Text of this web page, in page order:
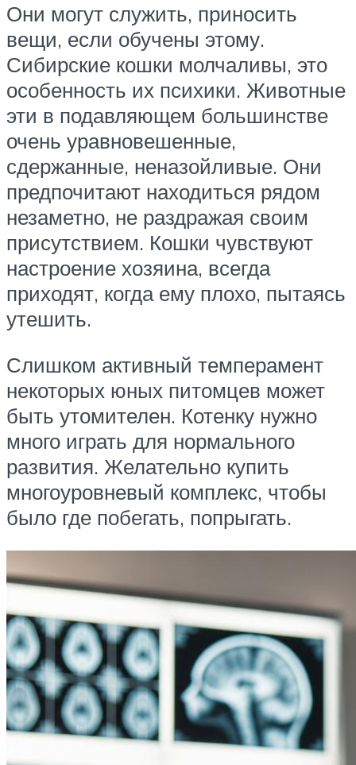
Они могут служить, приносить
вещи, если обучены этому.
Сибирские кошки молчаливы, это
особенность их психики. Животные
эти в подавляющем большинстве
очень уравновешенные,
сдержанные, неназойливые. Они
предпочитают находиться рядом
незаметно, не раздражая своим
присутствием. Кошки чувствуют
настроение хозяина, всегда
приходят, когда ему плохо, пытаясь
утешить.
Слишком активный темперамент
некоторых юных питомцев может
быть утомителен. Котенку нужно
много играть для нормального
развития. Желательно купить
многоуровневый комплекс, чтобы
было где побегать, попрыгать.